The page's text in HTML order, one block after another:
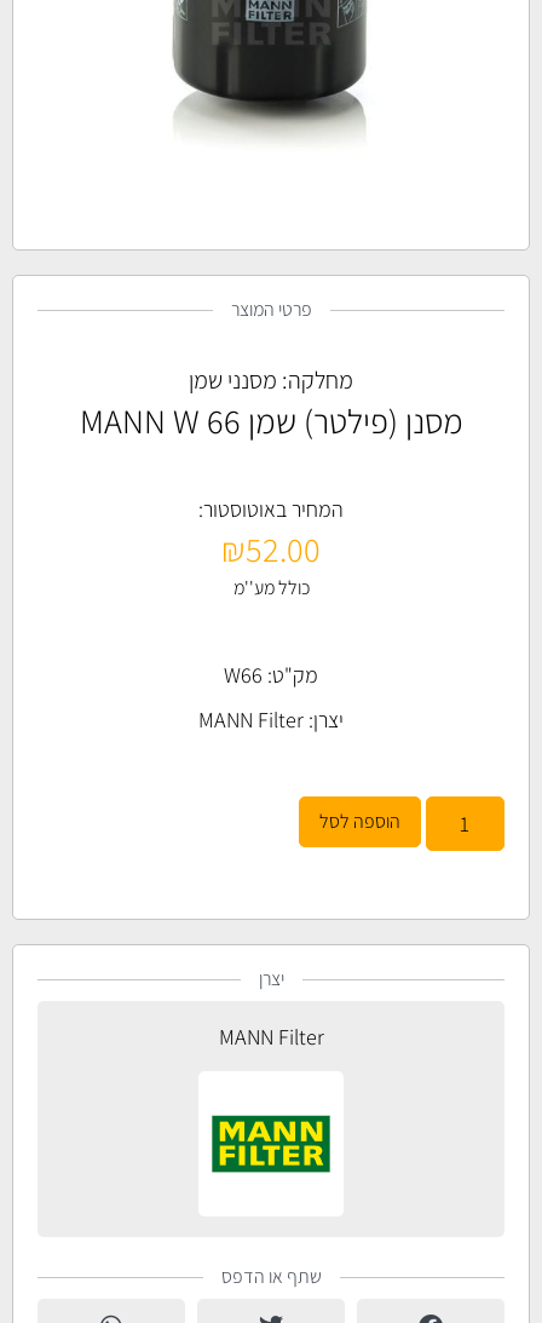
פרטי המוצר
מחלקה: מסנני שמן
מסנן (פילטר) שמן MANN W 66
המחיר באוטוסטור:
₪52.00
כולל מע''מ
מק"ט: W66
יצרן: MANN Filter
הוספה לסל
יצרן
MANN Filter
שתף או הדפס